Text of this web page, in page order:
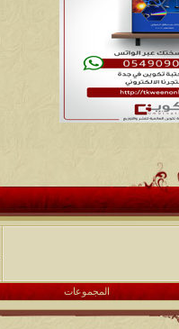
المجموعات